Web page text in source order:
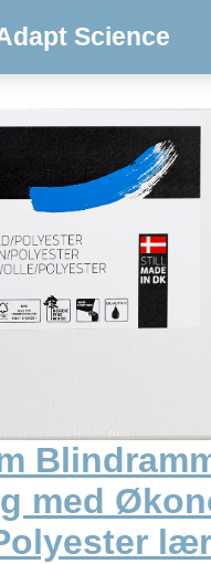
Science
med